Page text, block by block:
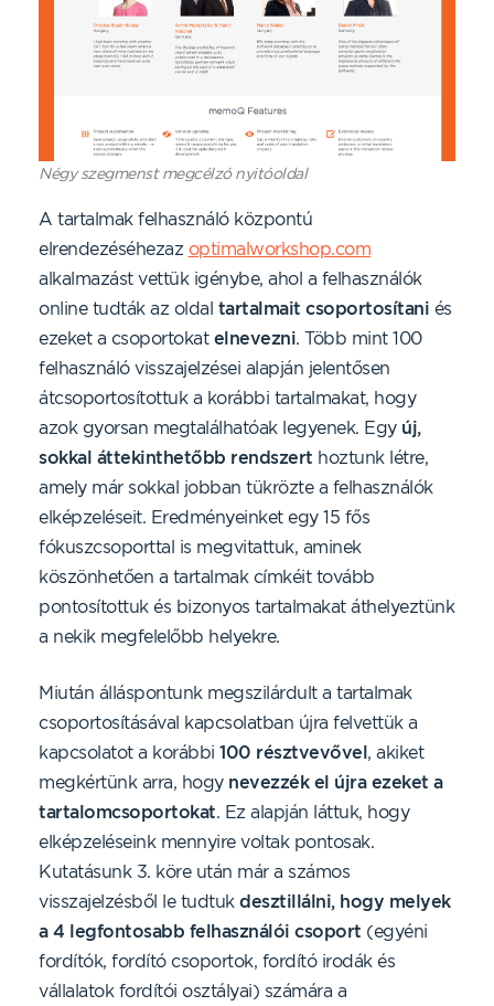
Négy szegmenst megcélzó nyitóoldal
A tartalmak felhasználó központú
elrendezéséhezaz optimalworkshop.com
alkalmazást vettük igénybe, ahol a felhasználók
online tudták az oldal tartalmait csoportosítani és
ezeket a csoportokat elnevezni. Több mint 100
felhasználó visszajelzései alapján jelentősen
átcsoportosítottuk a korábbi tartalmakat, hogy
azok gyorsan megtalálhatóak legyenek. Egy új,
sokkal áttekinthetőbb rendszert hoztunk létre,
amely már sokkal jobban tükrözte a felhasználók
elképzeléseit. Eredményeinket egy 15 fős
fókuszcsoporttal is megvitattuk, aminek
köszönhetően a tartalmak címkéit tovább
pontosítottuk és bizonyos tartalmakat áthelyeztünk
a nekik megfelelőbb helyekre.
Miután álláspontunk megszilárdult a tartalmak
csoportosításával kapcsolatban újra felvettük a
kapcsolatot a korábbi 100 résztvevővel, akiket
megkértünk arra, hogy nevezzék el újra ezeket a
tartalomcsoportokat. Ez alapján láttuk, hogy
elképzeléseink mennyire voltak pontosak.
Kutatásunk 3. köre után már a számos
visszajelzésből le tudtuk desztillálni, hogy melyek
a 4 legfontosabb felhasználói csoport (egyéni
fordítók, fordító csoportok, fordító irodák és
vállalatok fordítói osztályai) számára a